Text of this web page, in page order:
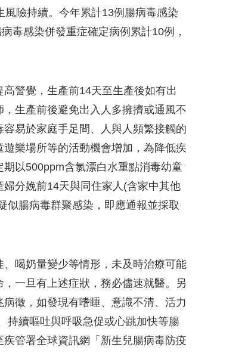
險持續。今年累計13例腸病毒感染
毒感染併發重症確定病例累計10例，
警覺，生產前14天至生產後如有出
生產前後避免出入人多擁擠或通風不
易於家庭手足間、人與人頻繁接觸的
樂場所等的活動機會增加，為降低疾
以500ppm含氯漂白水重點消毒幼童
分娩前14天與同住家人(含家中其他
似腸病毒群聚感染，即應通報並採取
喝奶量變少等情形，未及時治療可能
一旦有上述症狀，務必儘速就醫。另
徵，如發現有嗜睡、意識不清、活力
持續嘔吐與呼吸急促或心跳加快等腸
管署全球資訊網「新生兒腸病毒防疫